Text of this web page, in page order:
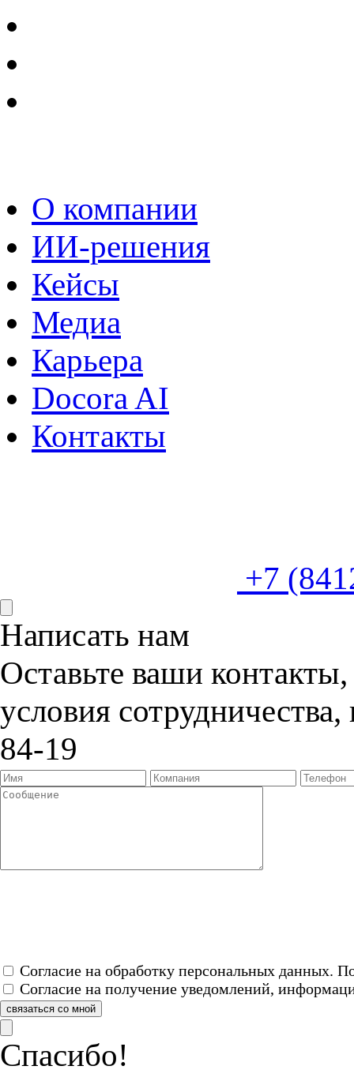
О компании
ИИ-решения
Кейсы
Медиа
Карьера
Docora AI
Контакты
+7
Написать нам
Оставьте ваши
условия
84-19
Согласие на обработку персональных данных.
Согласие на получение уведомлений,
связаться со мной
Спасибо!